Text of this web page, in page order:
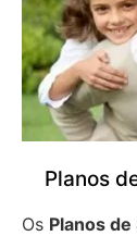
Planos
Os Planos